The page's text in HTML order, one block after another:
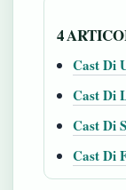
4
Cast Di
Cast Di
Cast Di
Cast Di